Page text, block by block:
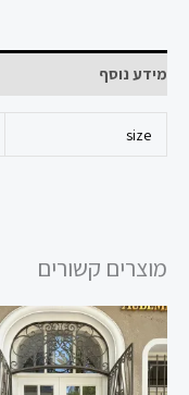
מידע נוסף
size
מוצרים קשורים
זה
יש